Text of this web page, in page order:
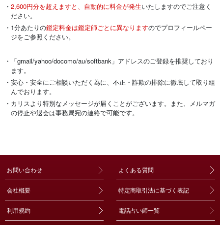
・ 2,600円分を超えますと、自動的に料金が発生いたしますのでご注意く
ださい。
・1分あたりの鑑定料金は鑑定師ごとに異なりますのでプロフィールペー
ジをご参照ください。
・「gmail/yahoo/docomo/au/softbank」アドレスのご登録を推奨しており
ます。
・安心・安全にご相談いただく為に、不正・詐欺の排除に徹底して取り組
んでおります。
・カリスより特別なメッセージが届くことがございます。また、メルマガ
の停止や退会は事務局宛の連絡で可能です。
お問い合わせ よくある質問
会社概要 特定商取引法に基づく表記
利用規約 電話占い師一覧